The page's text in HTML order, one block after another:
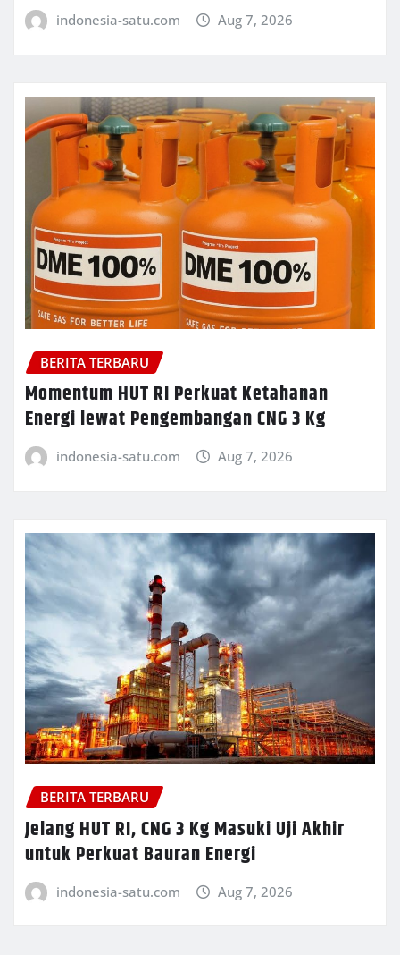
indonesia-satu.com Aug 7, 2026
BERITA TERBARU
Momentum HUT RI Perkuat Ketahanan
Energi lewat Pengembangan CNG 3 Kg
indonesia-satu.com Aug 7, 2026
BERITA TERBARU
Jelang HUT RI, CNG 3 Kg Masuki Uji Akhir
untuk Perkuat Bauran Energi
indonesia-satu.com Aug 7, 2026